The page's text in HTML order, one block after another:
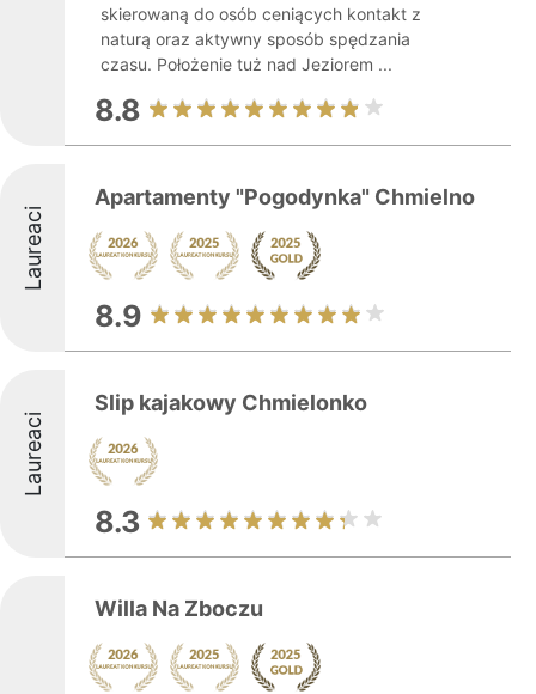
skierowaną do osób ceniących kontakt z
naturą oraz aktywny sposób spędzania
czasu. Położenie tuż nad Jeziorem ...
8.8
Laureaci
Apartamenty "Pogodynka" Chmielno
8.9
Laureaci
Slip kajakowy Chmielonko
8.3
Willa Na Zboczu